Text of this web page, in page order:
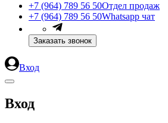
+7 (964) 789 56 50Отдел продаж
+7 (964) 789 56 50Whatsapp чат
Заказать звонок
Вход
Вход